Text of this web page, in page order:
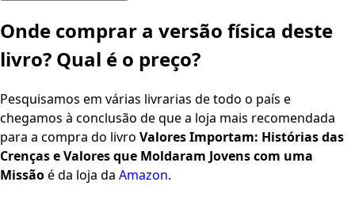
Onde comprar a versão física deste
livro? Qual é o preço?
Pesquisamos em várias livrarias de todo o país e
chegamos à conclusão de que a loja mais recomendada
para a compra do livro Valores Importam: Histórias das
Crenças e Valores que Moldaram Jovens com uma
Missãoé da loja da Amazon.